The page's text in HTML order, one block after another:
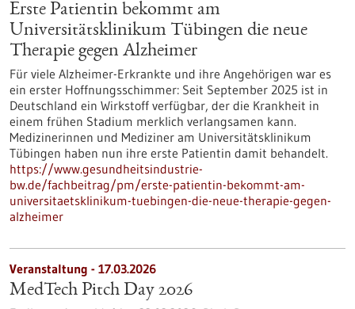
Erste Patientin bekommt am
Universitätsklinikum Tübingen die neue
Therapie gegen Alzheimer
Für viele Alzheimer-Erkrankte und ihre Angehörigen war es
ein erster Hoffnungsschimmer: Seit September 2025 ist in
Deutschland ein Wirkstoff verfügbar, der die Krankheit in
einem frühen Stadium merklich verlangsamen kann.
Medizinerinnen und Mediziner am Universitätsklinikum
Tübingen haben nun ihre erste Patientin damit behandelt.
https://www.gesundheitsindustrie-
bw.de/fachbeitrag/pm/erste-patientin-bekommt-am-
universitaetsklinikum-tuebingen-die-neue-therapie-gegen-
alzheimer
Veranstaltung - 17.03.2026
MedTech Pitch Day 2026